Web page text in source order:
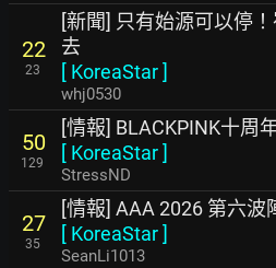
22
23
[新聞] 只有始源可以停
去
[ KoreaStar]
whj0530
50
129
[情報] BLACKPINK十周
[ KoreaStar]
StressND
27
35
[情報] AAA 2026 第六波
[ KoreaStar]
SeanLi1013